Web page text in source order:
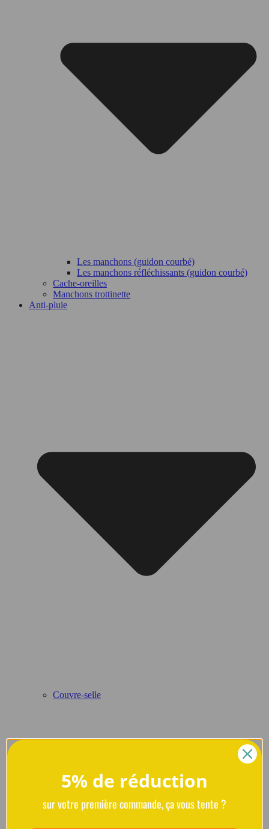
Les manchons (guidon courbé)
Les manchons réfléchissants (guidon courbé)
Cache-oreilles
Manchons trottinette
Anti-pluie
Couvre-selle
5% de réduction
sur votre première commande, ça vous tente ?